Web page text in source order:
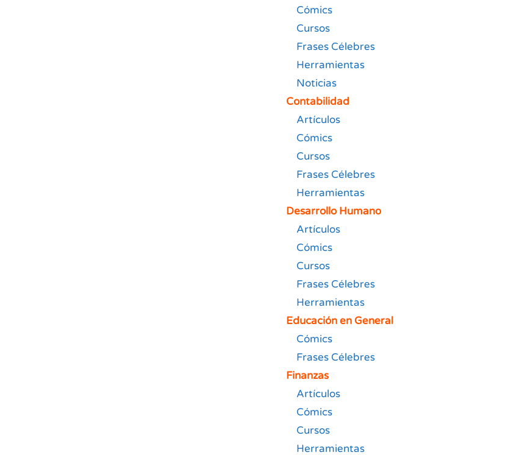
Cómics
Cursos
Frases Célebres
Herramientas
Noticias
Contabilidad
Artículos
Cómics
Cursos
Frases Célebres
Herramientas
Desarrollo Humano
Artículos
Cómics
Cursos
Frases Célebres
Herramientas
Educación en General
Cómics
Frases Célebres
Finanzas
Artículos
Cómics
Cursos
Herramientas